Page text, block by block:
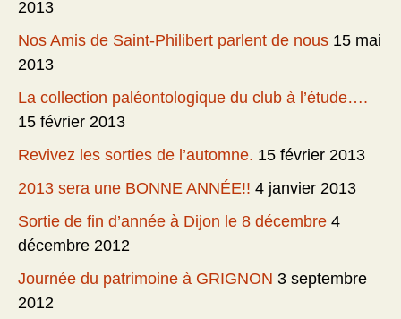
2013
Nos Amis de Saint-Philibert parlent de nous 15 mai
2013
La collection paléontologique du club à l’étude….
15 février 2013
Revivez les sorties de l’automne. 15 février 2013
2013 sera une BONNE ANNÉE!! 4 janvier 2013
Sortie de fin d’année à Dijon le 8 décembre 4
décembre 2012
Journée du patrimoine à GRIGNON 3 septembre
2012